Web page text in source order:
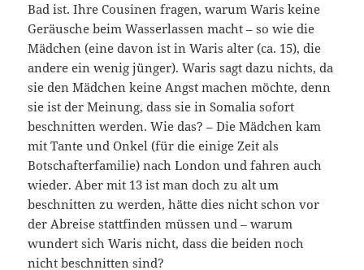
Bad ist. Ihre Cousinen fragen, warum Waris keine
Geräusche beim Wasserlassen macht – so wie die
Mädchen (eine davon ist in Waris alter (ca. 15), die
andere ein wenig jünger). Waris sagt dazu nichts, da
sie den Mädchen keine Angst machen möchte, denn
sie ist der Meinung, dass sie in Somalia sofort
beschnitten werden. Wie das? – Die Mädchen kam
mit Tante und Onkel (für die einige Zeit als
Botschafterfamilie) nach London und fahren auch
wieder. Aber mit 13 ist man doch zu alt um
beschnitten zu werden, hätte dies nicht schon vor
der Abreise stattfinden müssen und – warum
wundert sich Waris nicht, dass die beiden noch
nicht beschnitten sind?